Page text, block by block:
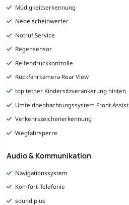
Müdigkeitserkennung
Nebelscheinwerfer
Notruf Service
Regensensor
Reifendruckkontrolle
Rückfahrkamera Rear View
top tether Kindersitzverankerung hinten
Umfeldbeobachtungssystem Front Assist
Verkehrszeichenerkennung
Wegfahrsperre
Audio & Kommunikation
Navigationssystem
Komfort-Telefonie
sound plus